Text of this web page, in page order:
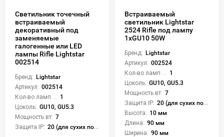
Светильник точечный
встраиваемый
декоративный под
заменяемые
галогенные или LED
лампы Rifle Lightstar
002514
Бренд: Lightstar
Артикул: 002514
1
Цоколь: GU10, GU5.3
Мощность вт: 7
Защита IP: 20 (для сухих пом.)
Встраиваемый
светильник Lightstar
2524 Rifle под лампу
1xGU10 50W
Бренд: Lightstar
Артикул: 002524
1
Цоколь: GU10, GU5.3
Мощность вт: 7
Защита IP: 20 (для сухих пом.)
Высота: 10 мм
Длина: 90 мм
Ширина: 90 мм